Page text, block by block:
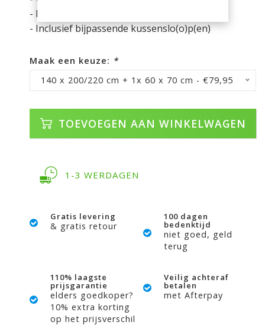
- Better Cotton Initiative (BCI)
- Inclusief bijpassende kussenslo(o)p(en)
Maak een keuze: *
140 x 200/220 cm + 1x 60 x 70 cm - €79,95
TOEVOEGEN AAN WINKELWAGEN
1-3 WERDAGEN
Gratis levering
& gratis retour
100 dagen
bedenktijd
niet goed, geld
terug
110% laagste
prijsgarantie
elders goedkoper?
10% extra korting
op het prijsverschil
Veilig achteraf
betalen
met Afterpay